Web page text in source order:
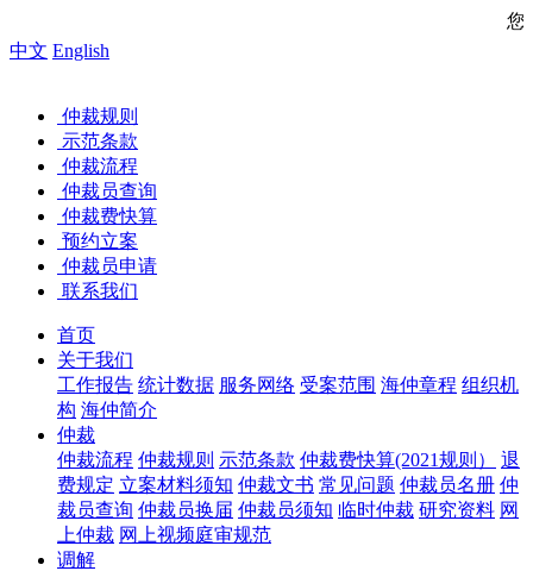
您好，欢
中文 English
仲裁规则
示范条款
仲裁流程
仲裁员查询
仲裁费快算
预约立案
仲裁员申请
联系我们
首页
关于我们
工作报告 统计数据 服务网络 受案范围 海仲章程 组织机
构 海仲简介
仲裁
仲裁流程 仲裁规则 示范条款 仲裁费快算(2021规则）
退
费规定 立案材料须知 仲裁文书 常见问题 仲裁员名册 仲
裁员查询 仲裁员换届 仲裁员须知 临时仲裁 研究资料 网
上仲裁 网上视频庭审规范
调解